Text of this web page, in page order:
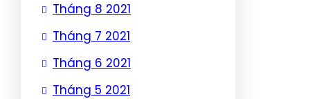
Tháng 8 2021
Tháng 7 2021
Tháng 6 2021
Tháng 5 2021